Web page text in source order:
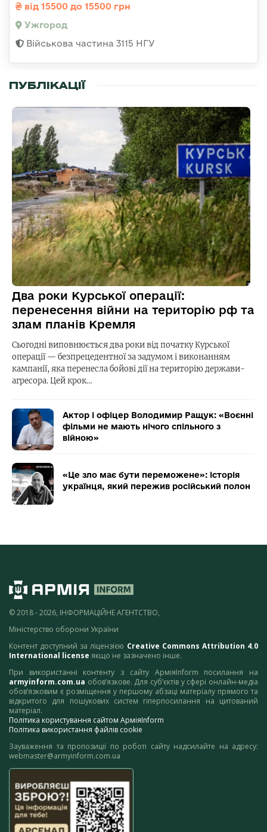
від 15500 до 15500 грн
Ужгород
Військова частина 3115 НГУ
ПУБЛІКАЦІЇ
Два роки Курської операції:
перенесення війни на територію рф та
злам планів Кремля
Сьогодні виповнюється два роки від початку Курської
операції — безпрецедентної за задумом і виконанням
кампанії, яка перенесла бойові дії на територію держави-
агресора. Цей крок…
Актор і офіцер Володимир Ращук: «Воєнні
фільми не мають нічого спільного з
війною»
«Це зло має бути переможене»: історія
українця, який пережив російський полон
© 2018 - 2026, ІНФОРМАЦІЙНЕ АГЕНТСТВО,
Міністерство оборони України
Контент доступний за ліцензією Creative Commons Attribution 4.0
International license якщо не зазначено інше.
При використанні контенту з сайту АрміяInform посилання на
armyinform.com.ua обов’язкове. Для суб’єктів у сфері онлайн-медіа
обов’язковим є розміщення у першому абзаці матеріалу прямого та
відкритого для пошукових систем гіперпосилання на цитований
матеріал.
Політика користування сайтом АрміяInform
Політика використання файлів cookie
Зауваження та пропозиції по роботі сайту надсилайте на адресу:
webmaster@armyinform.com.ua